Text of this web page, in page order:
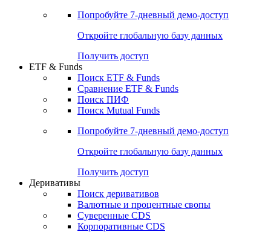
Попробуйте 7-дневный демо-доступ
Откройте глобальную базу данных
Получить доступ
ETF & Funds
Поиск ETF & Funds
Сравнение ETF & Funds
Поиск ПИФ
Поиск Mutual Funds
Попробуйте 7-дневный демо-доступ
Откройте глобальную базу данных
Получить доступ
Деривативы
Поиск деривативов
Валютные и процентные свопы
Суверенные CDS
Корпоративные CDS